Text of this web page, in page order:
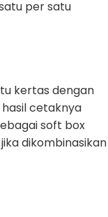
per satu
kertas dengan
cetaknya
soft box
dikombinasikan